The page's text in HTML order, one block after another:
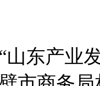
产业发